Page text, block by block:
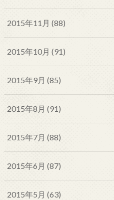
2015年11月 (88)
2015年10月 (91)
2015年9月 (85)
2015年8月 (91)
2015年7月 (88)
2015年6月 (87)
2015年5月 (63)